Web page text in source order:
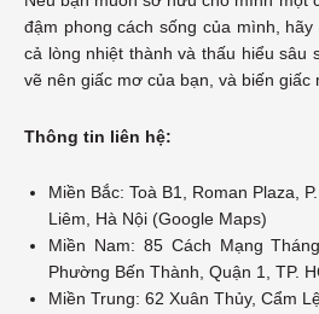
đậm phong cách sống của mình,
cả lòng nhiệt thành và thấu hiểu sâu
vẽ nên giấc mơ của bạn, và biến giấc
Thông tin liên hệ:
Miền Bắc: Toà B1, Roman Plaza,
Liêm, Hà Nội (Google Maps)
Miền Nam: 85 Cách Mạng
Phường Bến Thành, Quận 1, TP.
Miền Trung: 62 Xuân Thủy, Cẩm